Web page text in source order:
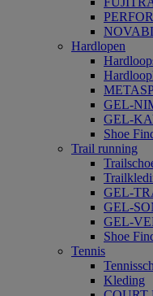
Hardlopen
GEL-
GEL-
Shoe
Trail running
GEL-
GEL-
GEL-
Shoe
Tennis
Kleding